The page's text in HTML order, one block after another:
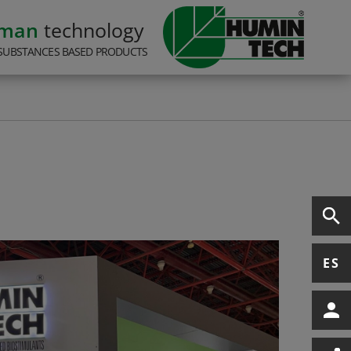
technology
BASED PRODUCTS
ES